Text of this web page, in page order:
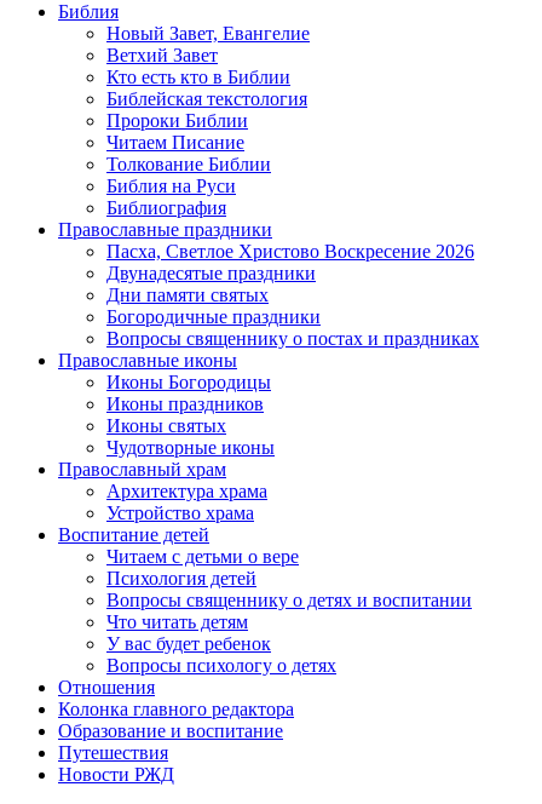
Библия
Новый Завет, Евангелие
Ветхий Завет
Кто есть кто в Библии
Библейская текстология
Пророки Библии
Читаем Писание
Толкование Библии
Библия на Руси
Библиография
Православные праздники
Пасха, Светлое Христово Воскресение 2026
Двунадесятые праздники
Дни памяти святых
Богородичные праздники
Вопросы священнику о постах и праздниках
Православные иконы
Иконы Богородицы
Иконы праздников
Иконы святых
Чудотворные иконы
Православный храм
Архитектура храма
Устройство храма
Воспитание детей
Читаем с детьми о вере
Психология детей
Вопросы священнику о детях и воспитании
Что читать детям
У вас будет ребенок
Вопросы психологу о детях
Отношения
Колонка главного редактора
Образование и воспитание
Путешествия
Новости РЖД